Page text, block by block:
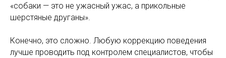
«собаки — это не ужасный ужас, а прикольные
шерстяные друганы».
Конечно, это сложно. Любую коррекцию поведения
лучше проводить под контролем специалистов, чтобы